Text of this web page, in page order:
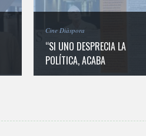
Cine Diàspora
“SI UNO DESPRECIA LA
POLÍTICA, ACABA
GOBERNADO POR LOS QUE